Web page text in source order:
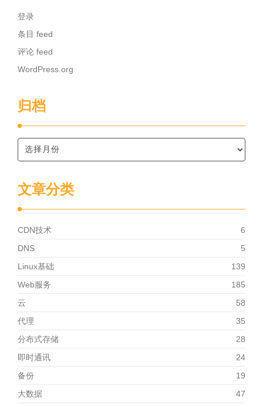
登录
条目 feed
评论 feed
WordPress.org
归档
文章分类
CDN技术
6
DNS
5
Linux基础
139
Web服务
185
云
58
代理
35
分布式存储
28
即时通讯
24
备份
19
大数据
47